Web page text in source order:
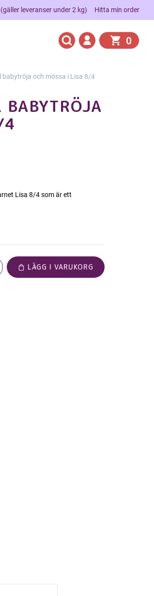
leveranser under 2 kg) Hitta min order
0
babytröja och mössa i Lisa 8/4
4
Lisa 8/4 som är ett
LÄGG I VARUKORG